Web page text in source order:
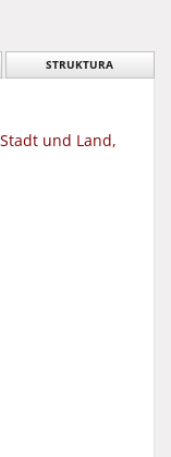
STRUKTURA
und Land,